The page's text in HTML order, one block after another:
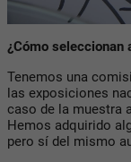
¿Cómo seleccionan
Tenemos una
las exposiciones
caso de la muestra
Hemos adquirido
pero sí del mismo